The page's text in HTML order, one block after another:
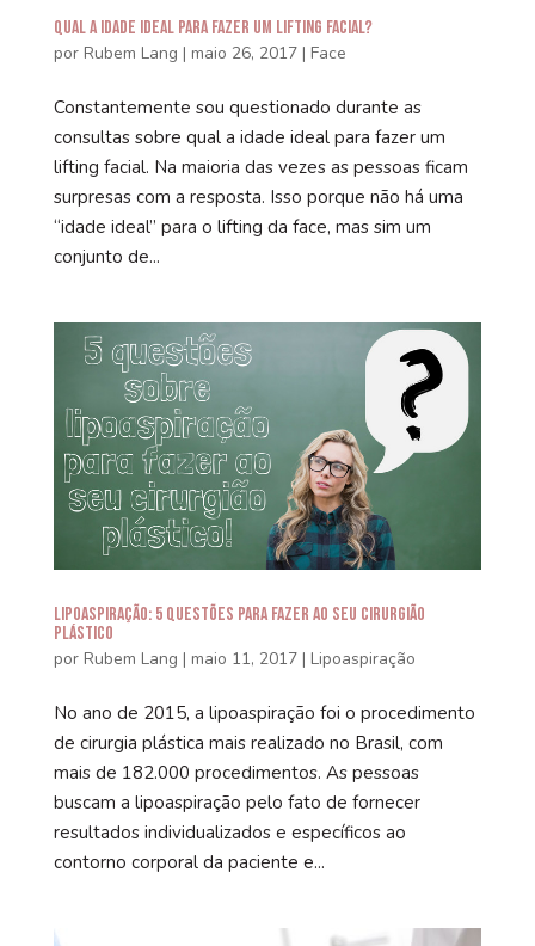
Qual a idade ideal para fazer um Lifting Facial?
por Rubem Lang | maio 26, 2017| Face
Constantemente sou questionado durante as
consultas sobre qual a idade ideal para fazer um
lifting facial. Na maioria das vezes as pessoas ficam
surpresas com a resposta. Isso porque não há uma
“idade ideal” para o lifting da face, mas sim um
conjunto de...
Lipoaspiração: 5 questões para fazer ao seu cirurgião
plástico
por Rubem Lang | maio 11, 2017| Lipoaspiração
No ano de 2015, a lipoaspiração foi o procedimento
de cirurgia plástica mais realizado no Brasil, com
mais de 182.000 procedimentos. As pessoas
buscam a lipoaspiração pelo fato de fornecer
resultados individualizados e específicos ao
contorno corporal da paciente e...